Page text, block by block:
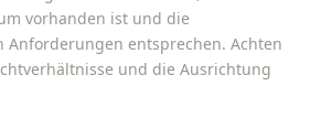
vorhanden ist und die
Anforderungen entsprechen. Achten
und die Ausrichtung